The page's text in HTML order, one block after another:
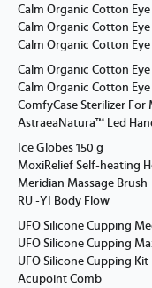
Calm Organic Cotton
Calm Organic Cotton
Calm Organic Cotton
Calm Organic Cotton
Calm Organic Cotton
ComfyCase Sterilizer For
AstraeaNatura™ Led
Ice Globes 150 g
MoxiRelief Self-heating
Meridian Massage Brush
RU -YI Body Flow
UFO Silicone Cupping
UFO Silicone Cupping
UFO Silicone Cupping Kit
Acupoint Comb